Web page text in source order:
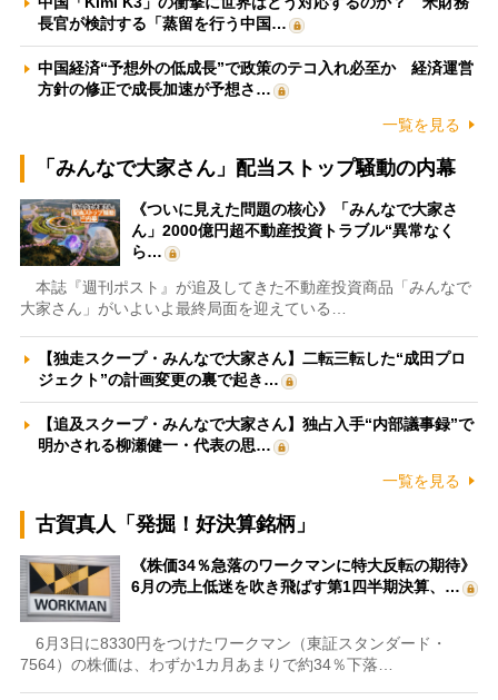
長官が検討する「蒸留を行う中国…
中国経済“予想外の低成長”で政策のテコ入れ必至か 経済運営
方針の修正で成長加速が予想さ…
一覧を見る
「みんなで大家さん」配当ストップ騒動の内幕
《ついに見えた問題の核心》「みんなで大家さ
ん」2000億円超不動産投資トラブル“異常なく
ら…
本誌『週刊ポスト』が追及してきた不動産投資商品「みんなで
大家さん」がいよいよ最終局面を迎えている…
【独走スクープ・みんなで大家さん】二転三転した“成田プロ
ジェクト”の計画変更の裏で起き…
【追及スクープ・みんなで大家さん】独占入手“内部議事録”で
明かされる柳瀬健一・代表の思…
一覧を見る
古賀真人「発掘！好決算銘柄」
《株価34％急落のワークマンに特大反転の期待》
6月の売上低迷を吹き飛ばす第1四半期決算、…
6月3日に8330円をつけたワークマン（東証スタンダード・
7564）の株価は、わずか1カ月あまりで約34％下落…